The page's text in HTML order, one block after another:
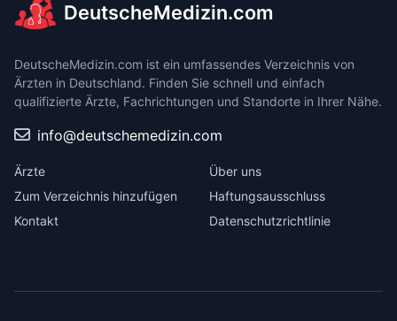
DeutscheMedizin.com
DeutscheMedizin.com ist ein umfassendes Verzeichnis von
Ärzten in Deutschland. Finden Sie schnell und einfach
qualifizierte Ärzte, Fachrichtungen und Standorte in Ihrer Nähe.
info@deutschemedizin.com
Ärzte
Zum Verzeichnis hinzufügen
Kontakt
Über uns
Haftungsausschluss
Datenschutzrichtlinie